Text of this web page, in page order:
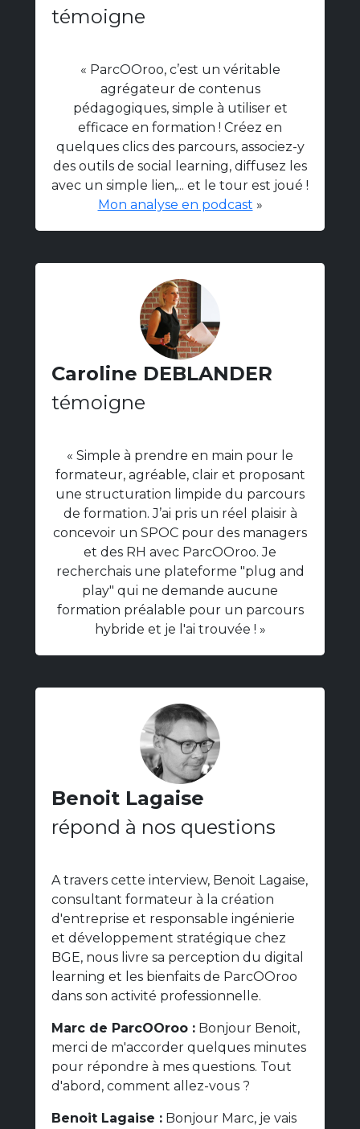
témoigne
« ParcOOroo, c’est un véritable
agrégateur de contenus
pédagogiques, simple à utiliser et
efficace en formation ! Créez en
quelques clics des parcours, associez-y
des outils de social learning, diffusez les
avec un simple lien,... et le tour est joué !
Mon analyse en podcast »
Caroline DEBLANDER
témoigne
« Simple à prendre en main pour le
formateur, agréable, clair et proposant
une structuration limpide du parcours
de formation. J’ai pris un réel plaisir à
concevoir un SPOC pour des managers
et des RH avec ParcOOroo. Je
recherchais une plateforme "plug and
play" qui ne demande aucune
formation préalable pour un parcours
hybride et je l'ai trouvée ! »
Benoit Lagaise
répond à nos questions
A travers cette interview, Benoit Lagaise,
consultant formateur à la création
d'entreprise et responsable ingénierie
et développement stratégique chez
BGE, nous livre sa perception du digital
learning et les bienfaits de ParcOOroo
dans son activité professionnelle.
Marc de ParcOOroo : Bonjour Benoit,
merci de m'accorder quelques minutes
pour répondre à mes questions. Tout
d'abord, comment allez-vous ?
Benoit Lagaise : Bonjour Marc, je vais